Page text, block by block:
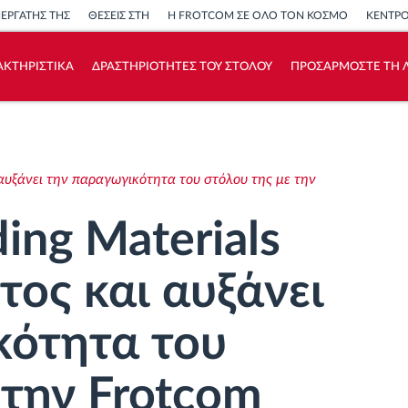
ΤΗΣ ΘΕΣΕΙΣ ΣΤΗ Η FROTCOM ΣΕ ΟΛΟ ΤΟΝ ΚΟΣΜΟ
ΔΡΑΣΤΗΡΙΟΤΗΤΕΣ ΤΟΥ ΣΤΟΛΟΥ ΠΡΟΣΑΡΜΟΣΤΕ ΤΗ
Υπολογιστής εξοικονόμησης
την παραγωγικότητα του στόλου της με την
Materials
και αυξάνει
του
Frotcom